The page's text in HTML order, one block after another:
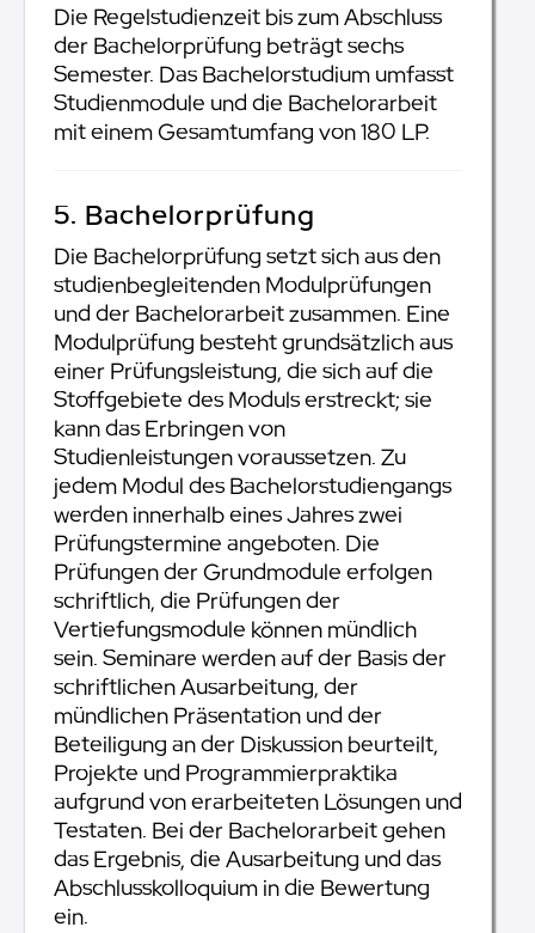
Die Regelstudienzeit bis zum Abschluss
der Bachelorprüfung beträgt sechs
Semester. Das Bachelorstudium umfasst
Studienmodule und die Bachelorarbeit
mit einem Gesamtumfang von 180 LP.
5. Bachelorprüfung
Die Bachelorprüfung setzt sich aus den
studienbegleitenden Modulprüfungen
und der Bachelorarbeit zusammen. Eine
Modulprüfung besteht grundsätzlich aus
einer Prüfungsleistung, die sich auf die
Stoffgebiete des Moduls erstreckt; sie
kann das Erbringen von
Studienleistungen voraussetzen. Zu
jedem Modul des Bachelorstudiengangs
werden innerhalb eines Jahres zwei
Prüfungstermine angeboten. Die
Prüfungen der Grundmodule erfolgen
schriftlich, die Prüfungen der
Vertiefungsmodule können mündlich
sein. Seminare werden auf der Basis der
schriftlichen Ausarbeitung, der
mündlichen Präsentation und der
Beteiligung an der Diskussion beurteilt,
Projekte und Programmierpraktika
aufgrund von erarbeiteten Lösungen und
Testaten. Bei der Bachelorarbeit gehen
das Ergebnis, die Ausarbeitung und das
Abschlusskolloquium in die Bewertung
ein.